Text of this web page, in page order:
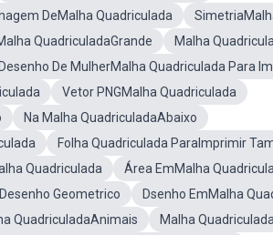
DeMalha Quadriculada
QuadriculadaGrande
Malha
Desenho De MulherMalha Quadriculada Para
Vetor PNGMalha Quadriculada
Na Malha QuadriculadaAbaixo
Folha Quadriculada ParaImprimir
Quadriculada
Área EmMalha
Geometrico
Dsenho EmMalha
QuadriculadaAnimais
Malha